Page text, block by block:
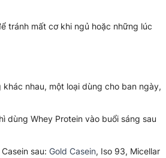
tránh mất cơ khi ngủ hoặc những lúc
nhau, một loại dùng cho ban ngày,
dùng Whey Protein vào buổi sáng sau
sau: Gold Casein, Iso 93, Micellar